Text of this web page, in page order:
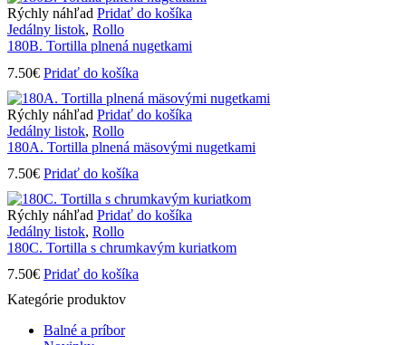
Rýchly náhľad Pridať do košíka
Jedálny listok, Rollo
180B. Tortilla plnená nugetkami
7.50€ Pridať do košíka
Rýchly náhľad Pridať do košíka
Jedálny listok, Rollo
180A. Tortilla plnená mäsovými nugetkami
7.50€ Pridať do košíka
Rýchly náhľad Pridať do košíka
Jedálny listok, Rollo
180C. Tortilla s chrumkavým kuriatkom
7.50€ Pridať do košíka
Kategórie produktov
Balné a príbor